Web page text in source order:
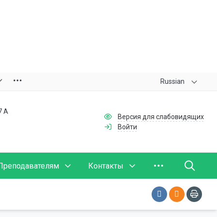
Russian
А
Версия для слабовидящих
Войти
Контакты